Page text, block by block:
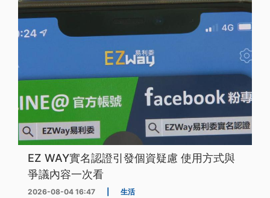
EZ WAY實名認證引發個資疑慮 使用方式與
爭議內容一次看
2026-08-04 16:47 生活